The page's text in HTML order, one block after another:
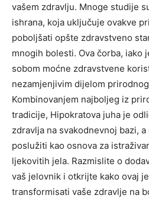
vašem zdravlju. Mnoge studije
ishrana, koja uključuje ovakve
poboljšati opšte zdravstveno
mnogih bolesti. Ova čorba, iako
sobom moćne zdravstvene
nezamjenjivim dijelom
Kombinovanjem najboljeg iz
tradicije, Hipokratova juha je
zdravlja na svakodnevnoj bazi,
poslužiti kao osnova za
ljekovitih jela. Razmislite o
vaš jelovnik i otkrijte kako ovaj
transformisati vaše zdravlje na